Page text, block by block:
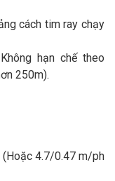
cách tim ray chạy
hạn chế theo
250m).
(Hoặc 4.7/0.47 m/ph